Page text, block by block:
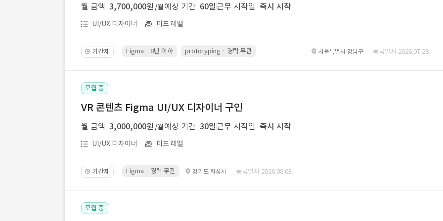
월 금액 3,700,000원 /월예상 기간 60일 근무 시작일 즉시 시작
UI/UX 디자이너 미드 레벨
🕒 기간제 Figma · 8년 이하 prototyping · 경력 무관 led 화면 대응 · 경력 무관 Motiongraphic · 경력 무관
서울특별시 강남구 · 등록일자 2026.07.28.
모집 중
VR 콘텐츠 Figma UI/UX 디자이너 구인
월 금액 3,000,000원 /월예상 기간 30일 근무 시작일 즉시 시작
UI/UX 디자이너 미드 레벨
🕒 기간제 Figma · 경력 무관 경기도 화성시 · 등록일자 2026.08.03.
모집 중